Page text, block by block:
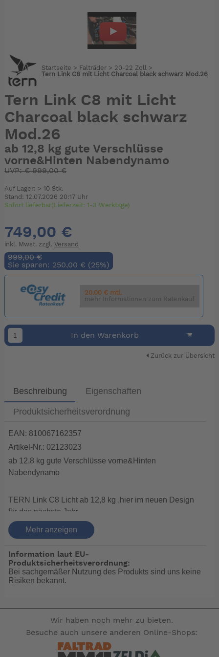
Startseite > Falträder> 20-22 Zoll
>
Tern Link C8 mit Licht Charcoal black schwarz Mod.26
Tern Link C8 mit Licht
Charcoal black schwarz
Mod.26
ab 12,8 kg gute Verschlüsse
vorne&Hinten Nabendynamo
UVP:€999,00 €
Auf Lager: > 10 Stk.
Stand: 12.07.2026 20:17 Uhr
Sofort lieferbar(Lieferzeit: 1-3 Werktage)
749,00 €
inkl. Mwst. zzgl. Versand
999,00 €
Sie sparen: 250,00 € (25%)
20.00 € mtl.
mehr Informationen zum Ratenkauf
In den Warenkorb
Zurück zur Übersicht
Beschreibung Eigenschaften
Produktsicherheitsverordnung
EAN: 810067162357
Artikel-Nr.: 02123023
ab 12,8 kg gute Verschlüsse vorne&Hinten
Nabendynamo
TERN Link C8 Licht ab 12,8 kg ,hier im neuen Design
für das nächste Jahr
der Faltrad Klassiker, für alle denen die C Version
reicht.
Und das Faltrad nicht unbedingt täglich im Einsatz hat
reicht diese Version sehr gut aus.
Unterschied zur D Line:
3.Dynamolicht nur vorne, hinten Batterie Rücklicht
Das sagt der Hersteller:
Mehr anzeigen
Information laut EU-
Produktsicherheitsverordnung:
Bei sachgemäßer Nutzung des Produkts sind uns keine
Risiken bekannt.
Wir haben noch mehr zu bieten.
Besuche auch unsere anderen Online-Shops: